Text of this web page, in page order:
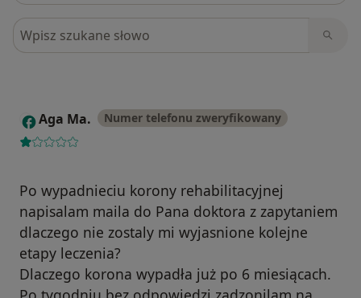
Szukaj w opiniach
A Aga Ma. Numer telefonu zweryfikowany
Po wypadnieciu korony rehabilitacyjnej
napisalam maila do Pana doktora z zapytaniem
dlaczego nie zostaly mi wyjasnione kolejne
etapy leczenia?
Dlaczego korona wypadła już po 6 miesiącach.